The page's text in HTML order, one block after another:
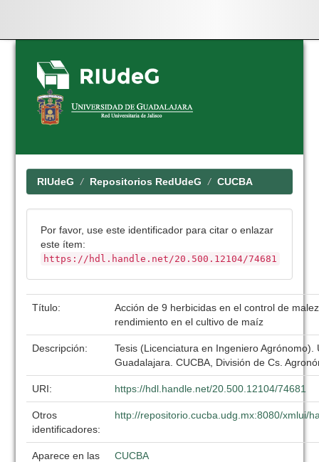
Skip
navigation
RIUdeG Repositorios RedUdeG CUCBA
Por favor, use este identificador para citar o enlazar
este ítem:
https://hdl.handle.net/20.500.12104/74681
Título:
Acción de 9 herbicidas en el control de
rendimiento en el cultivo de maíz
Descripción:
Tesis (Licenciatura en Ingeniero Agrónomo).
Guadalajara. CUCBA, División de Cs.
URI: https://hdl.handle.net/20.500.12104/74681
Otros
identificadores:
http://repositorio.cucba.udg.mx:8080/xmlui/
Aparece en las
CUCBA